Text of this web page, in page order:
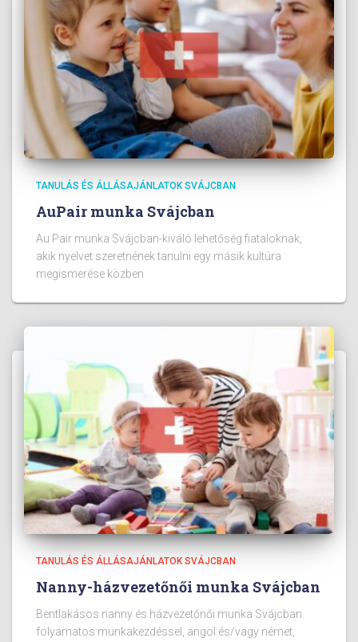
TANULÁS ÉS ÁLLÁSAJÁNLATOK SVÁJCBAN
AuPair munka Svájcban
Au Pair munka Svájcban-kiváló lehetőség fiataloknak,
akik nyelvet szeretnének tanulni egy másik kultúra
megismerése közben
TANULÁS ÉS ÁLLÁSAJÁNLATOK SVÁJCBAN
Nanny-házvezetőnői munka Svájcban
Bentlakásos nanny és házvezetőnői munka Svájcban
folyamatos munkakezdéssel, angol és/vagy német,